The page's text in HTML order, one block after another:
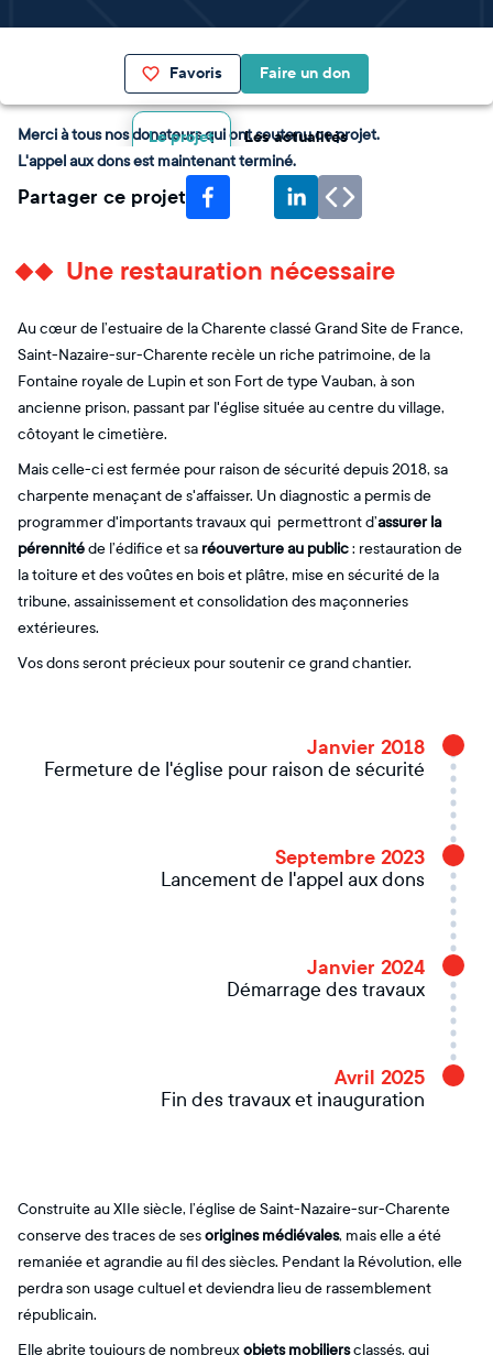
Favoris Faire un don
Le projet Les actualités
Merci à tous nos donateurs qui ont soutenu ce projet.
L'appel aux dons est maintenant terminé.
Partager ce projet
Une restauration nécessaire
Au cœur de l’estuaire de la Charente classé Grand Site de France,
Saint-Nazaire-sur-Charente recèle un riche patrimoine, de la
Fontaine royale de Lupin et son Fort de type Vauban, à son
ancienne prison, passant par l'église située au centre du village,
côtoyant le cimetière.
Mais celle-ci est fermée pour raison de sécurité depuis 2018, sa
charpente menaçant de s'affaisser. Un diagnostic a permis de
programmer d'importants travaux qui permettront d’assurer la
pérennitéde l’édifice et sa réouverture au public: restauration de
la toiture et des voûtes en bois et plâtre, mise en sécurité de la
tribune, assainissement et consolidation des maçonneries
extérieures.
Vos dons seront précieux pour soutenir ce grand chantier.
Janvier 2018
Fermeture de l'église pour raison de sécurité
Septembre 2023
Lancement de l'appel aux dons
Janvier 2024
Démarrage des travaux
Avril 2025
Fin des travaux et inauguration
Construite au XIIe siècle, l’église de Saint-Nazaire-sur-Charente
conserve des traces de sesorigines médiévales, mais elle a été
remaniée et agrandie au fil des siècles. Pendant la Révolution, elle
perdra son usage cultuel et deviendra lieu de rassemblement
républicain.
Elle abrite toujours de nombreuxobjets mobiliersclassés, qui